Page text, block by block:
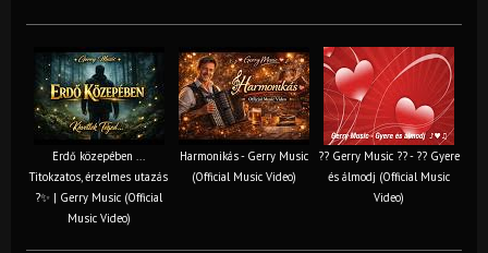
Erdő közepében ...
Titokzatos, érzelmes utazás
?✨ | Gerry Music (Official
Music Video)
Harmonikás - Gerry Music
(Official Music Video)
?? Gerry Music ?? - ?? Gyere
és álmodj (Official Music
Video)